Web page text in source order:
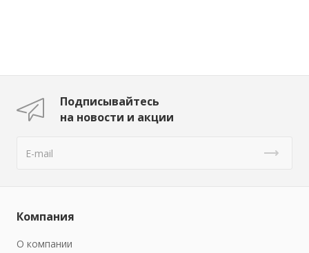
Подписывайтесь
на новости и акции
Компания
О компании